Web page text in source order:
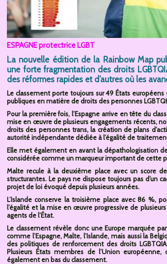
ESPAGNE protectrice LGBT
La nouvelle édition de la Rainbow Map
une forte fragmentation des droits
des réformes rapides et d’autres où les
Le classement porte toujours sur 49 États
publiques en matière de droits des personnes
Pour la première fois, l’Espagne arrive en tête du
mise en œuvre de plusieurs engagements récents,
droits des personnes trans, la création de plans
autorité indépendante dédiée à l’égalité de
Elle met également en avant la dépathologisation
considérée comme un marqueur important de cette
Malte recule à la deuxième place avec un score
structurantes. Le pays ne dispose toujours pas d’un
projet de loi évoqué depuis plusieurs années.
L’Islande conserve la troisième place avec 86 %,
l’égalité et la mise en œuvre progressive de
agents de l’État.
Le classement révèle donc une Europe marquée
comme l’Espagne, Malte, l’Islande, mais aussi la
des politiques de renforcement des droits
Plusieurs États membres de l’Union
également en bas du classement.